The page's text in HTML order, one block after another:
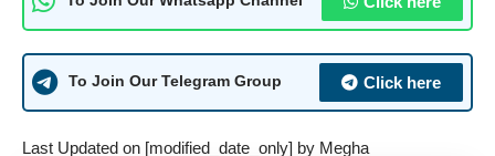
To Join Our Telegram Group Click here
Last Updated on [modified_date_only] by Megha